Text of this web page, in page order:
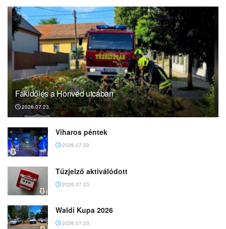
Fakidőlés a Honvéd utcában
2026.07.23.
Viharos péntek
2026.07.23.
Tűzjelző aktiválódott
2026.07.23.
Waldi Kupa 2026
2026.07.23.